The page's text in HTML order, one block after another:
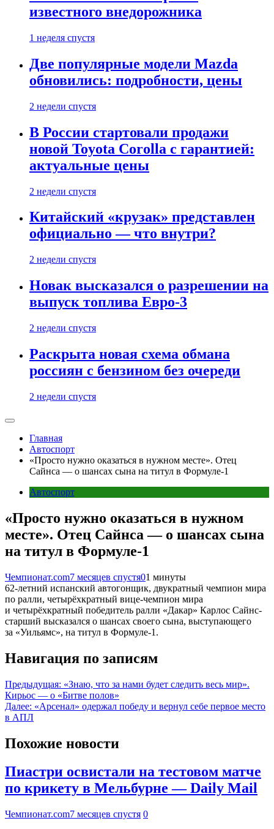
известного внедорожника
1 неделя спустя
Две популярные модели Mazda
обновились: подробности, цены
2 недели спустя
В России стартовали продажи
новой Toyota Corolla с гарантией:
актуальные цены
2 недели спустя
Китайский «крузак» представлен
официально — что внутри?
2 недели спустя
Новак высказался о разрешении на
выпуск топлива Евро-3
2 недели спустя
Раскрыта новая схема обмана
россиян с бензином без очереди
2 недели спустя
Главная
Автоспорт
«Просто нужно оказаться в нужном месте». Отец
Сайнса — о шансах сына на титул в Формуле-1
Автоспорт
«Просто нужно оказаться в нужном
месте». Отец Сайнса — о шансах сына
на титул в Формуле-1
Чемпионат.com7 месяцев спустя01 минуты
62-летний испанский автогонщик, двукратный чемпион мира
по ралли, четырёхкратный вице-чемпион мира
и четырёхкратный победитель ралли «Дакар» Карлос Сайнс-
старший высказался о шансах своего сына, выступающего
за «Уильямс», на титул в Формуле-1.
Навигация по записям
Предыдущая: «Знаю, что за нами будет следить весь мир».
Кирьос — о «Битве полов»
Далее: «Арсенал» одержал победу и вернул себе первое место
в АПЛ
Похожие новости
Пиастри освистали на тестовом матче
по крикету в Мельбурне — Daily Mail
Чемпионат.com7 месяцев спустя 0